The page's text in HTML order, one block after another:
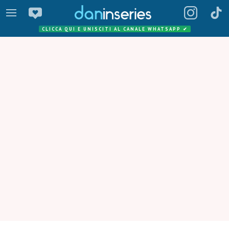
CLICCA QUI E UNISCITI AL CANALE WHATSAPP ✔